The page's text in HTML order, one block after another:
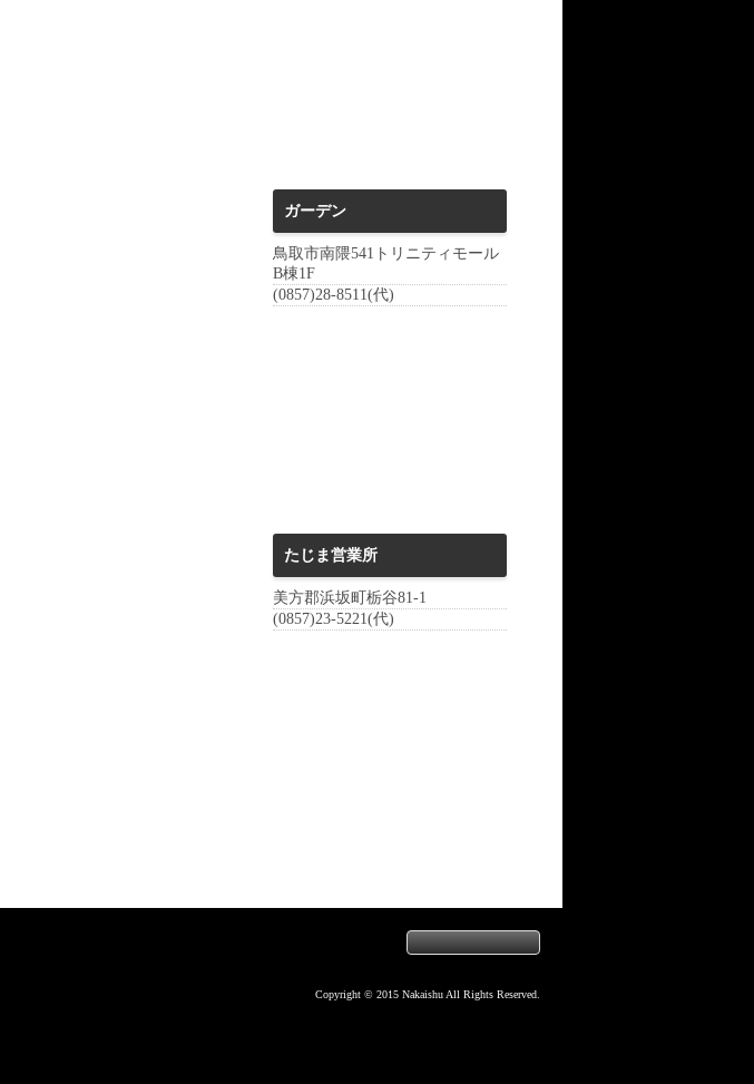
ガーデン
鳥取市南隈541トリニティモール
B棟1F
(0857)28-8511(代)
たじま営業所
美方郡浜坂町栃谷81-1
(0857)23-5221(代)
Copyright © 2015 Nakaishu All Rights Reserved.